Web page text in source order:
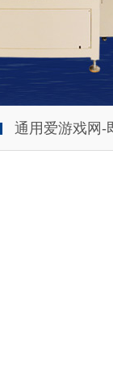
通用爱游戏网-